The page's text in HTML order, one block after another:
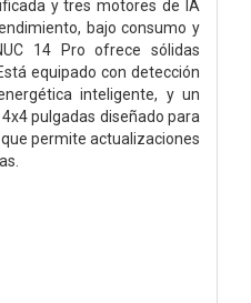
y tres motores de IA
bajo consumo y
14 Pro ofrece sólidas
equipado con detección
inteligente, y un
pulgadas diseñado para
permite actualizaciones